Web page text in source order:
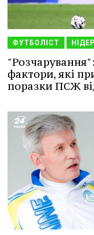
ФУТБОЛІСТ
фактори, які
поразки ПСЖ